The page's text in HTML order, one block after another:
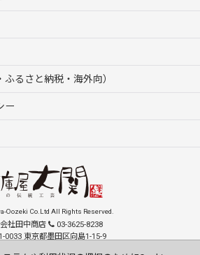
るさと納税・海外向）
ー
Oozeki Co.Ltd All Rights Reserved.
社田中商店
03-3625-8238
0033 東京都墨田区向島1-15-9